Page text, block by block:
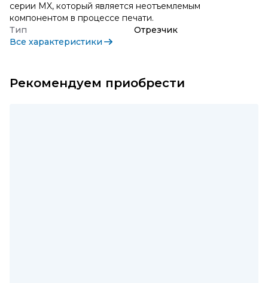
серии MX, который является неотъемлемым
компонентом в процессе печати.
Тип
Отрезчик
Все характеристики
Рекомендуем приобрести